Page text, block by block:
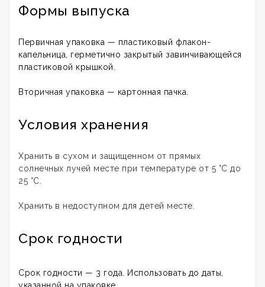
Формы выпуска
Первичная упаковка — пластиковый флакон-
капельница, герметично закрытый завинчивающейся
пластиковой крышкой.
Вторичная упаковка — картонная пачка.
Условия хранения
Хранить в сухом и защищенном от прямых
солнечных лучей месте при температуре от 5 °С до
25 °С.
Хранить в недоступном для детей месте.
Срок годности
Срок годности — 3 года. Использовать до даты,